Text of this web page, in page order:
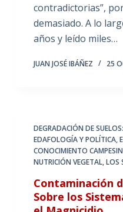
contradictorias”,
demasiado. A lo
años y leído miles…
JUAN JOSÉ IBÁÑEZ 25
DEGRADACIÓN DE
EDAFOLOGÍA Y POLÍTICA,
CONOCIMIENTO
NUTRICIÓN VEGETAL,LOS
Contaminación
Sobre los